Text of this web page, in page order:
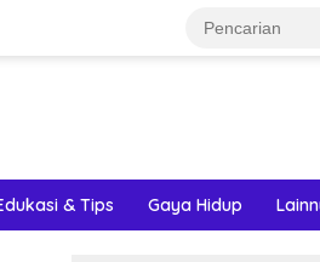
& Tips Gaya Hidup